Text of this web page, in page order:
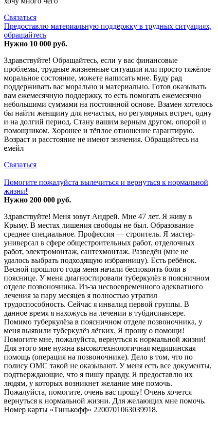
Связаться
Предоставлю материальную поддержку в трудных ситуациях,
обращайтесь
Нужно 10 000 руб.
Здравствуйте! Обращайтесь, если у вас финансовые
проблемы, трудные жизненные ситуации или просто тяжёлое
моральное состояние, можете написать мне. Буду рад
поддерживать вас морально и материально. Готов оказывать
вам ежемесячную поддержку, то есть помогать ежемесячно
небольшими суммами на постоянной основе. Взамен хотелось
бы найти женщину для нечастых, но регулярных встреч, одну
и на долгий период. Стану вашим верным другом, опорой и
помощником. Хорошее и тёплое отношение гарантирую.
Возраст и расстояние не имеют значения. Обращайтесь на
емейл
Связаться
Помогите пожалуйста вылечиться и вернуться к нормальной
жизни!
Нужно 200 000 руб.
Здравствуйте! Меня зовут Андрей. Мне 47 лет. Я живу в
Крыму. В местах лишения свободы не был. Образование
среднее специальное. Профессия — строитель. Я мастер-
универсал в сфере общестроительных работ, отделочных
работ, электромонтаж, сантехмонтаж. Разведён (мне не
удалось выбрать подходящую избранницу). Есть ребёнок.
Весной прошлого года меня начали беспокоить боли в
пояснице. У меня диагностировали туберкулёз в поясничном
отделе позвоночника. Из-за несвоевременного адекватного
лечения за пару месяцев я полностью утратил
трудоспособность. Сейчас я инвалид первой группы. В
данное время я нахожусь на лечении в тубдиспансере.
Помимо туберкулёза в поясничном отделе позвоночника, у
меня выявили туберкулёз лёгких. Я прошу о помощи!
Помогите мне, пожалуйста, вернуться к нормальной жизни!
Для этого мне нужна высокотехнологичная медицинская
помощь (операция на позвоночнике). Дело в том, что по
полису ОМС такой не оказывают. У меня есть все документы,
подтверждающие, что я пишу правду. Я предоставлю их
людям, у которых возникнет желание мне помочь.
Пожалуйста, помогите, очень вас прошу! Очень хочется
вернуться к нормальной жизни. Для желающих мне помочь.
Номер карты «Тинькофф» 2200701063039918.